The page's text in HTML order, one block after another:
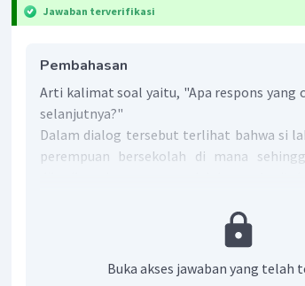
Jawaban terverifikasi
Pembahasan
Arti kalimat soal yaitu, "Apa respons yang
selanjutnya?"
Dalam dialog tersebut terlihat bahwa si
perempuan bersekolah di mana
jawaban yang benar karena sesuai dengan
Jadi, jawaban yang benar adalah D.
Buka akses jawaban yang telah